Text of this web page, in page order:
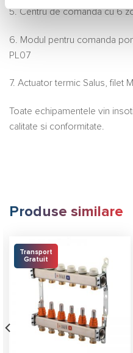
5. Centru de comandă cu 6
6. Modul pentru comanda
PL07
7. Actuator termic Salus, filet
Toate echipamentele vin
calitate si conformitate.
Produse similare
Transport
Gratuit